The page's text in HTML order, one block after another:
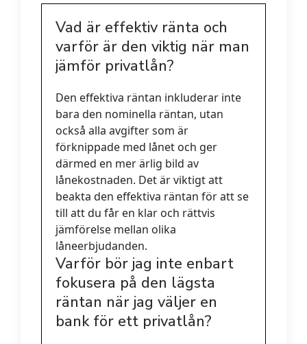
Vad är effektiv ränta och
varför är den viktig när man
jämför privatlån?
Den effektiva räntan inkluderar inte
bara den nominella räntan, utan
också alla avgifter som är
förknippade med lånet och ger
därmed en mer ärlig bild av
lånekostnaden. Det är viktigt att
beakta den effektiva räntan för att se
till att du får en klar och rättvis
jämförelse mellan olika
låneerbjudanden.
Varför bör jag inte enbart
fokusera på den lägsta
räntan när jag väljer en
bank för ett privatlån?